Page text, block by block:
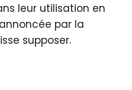
leur utilisation en
par la
supposer.